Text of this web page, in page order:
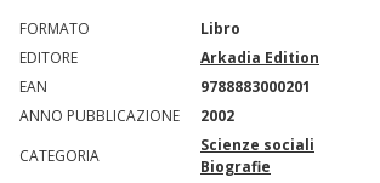
FORMATO
Libro
EDITORE
Arkadia Edition
EAN
9788883000201
ANNO PUBBLICAZIONE
2002
CATEGORIA
Scienze sociali
Biografie